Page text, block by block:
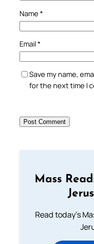
Name *
Email*
Save my name,
for the next time I
Mass
Read today's